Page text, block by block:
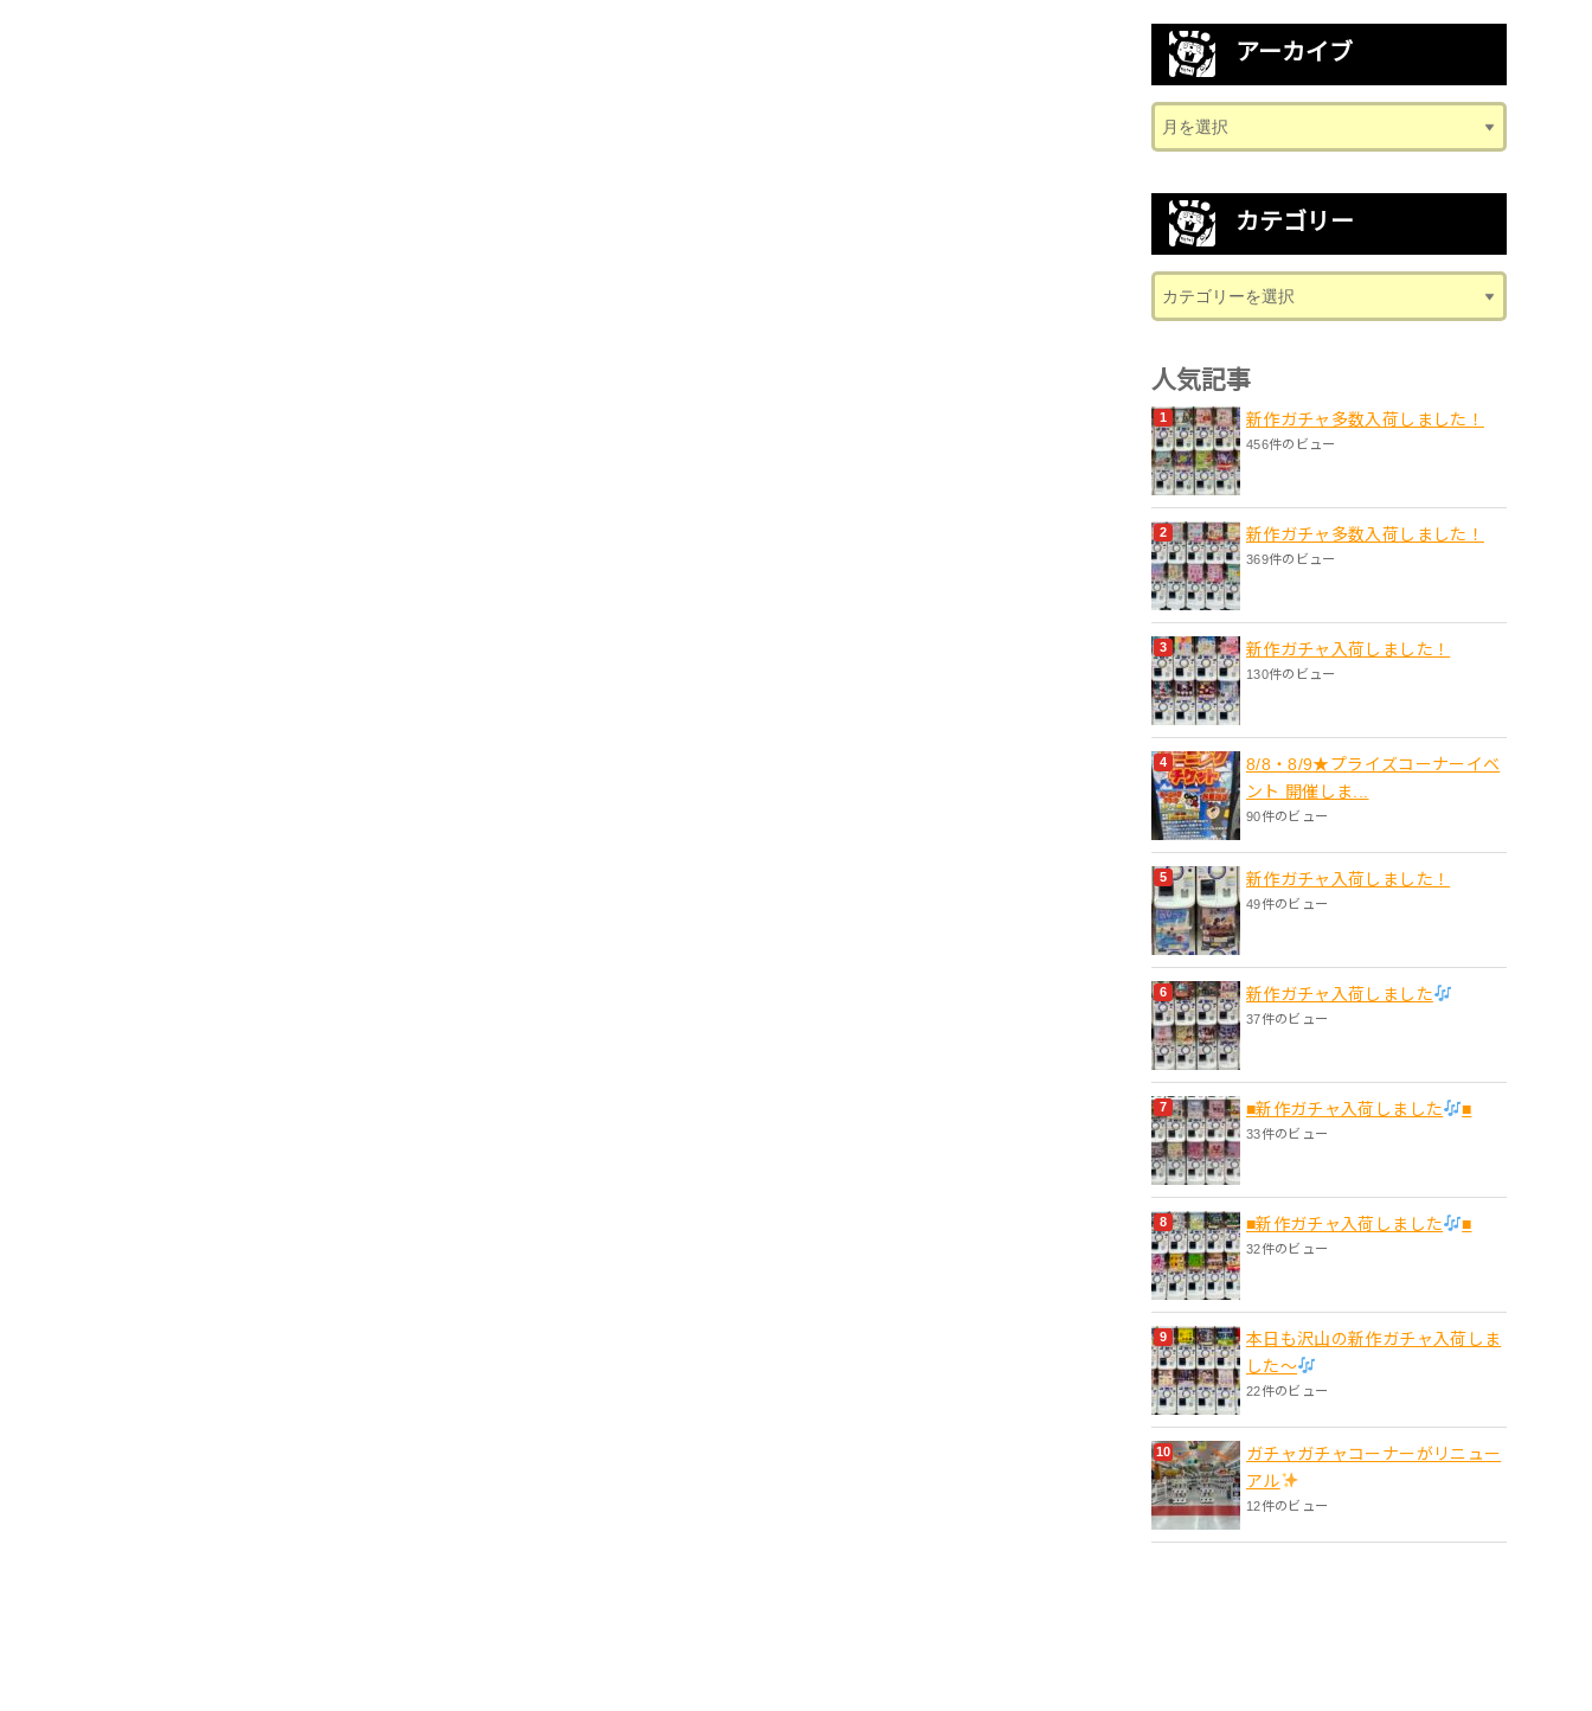
アーカイブ
カテゴリー
人気記事
新作ガチャ多数入荷しました！
456件のビュー
新作ガチャ多数入荷しました！
369件のビュー
新作ガチャ入荷しました！
130件のビュー
8/8・8/9★プライズコーナーイベ
ント 開催しま...
90件のビュー
新作ガチャ入荷しました！
49件のビュー
新作ガチャ入荷しました
37件のビュー
■新作ガチャ入荷しました ■
33件のビュー
■新作ガチャ入荷しました ■
32件のビュー
本日も沢山の新作ガチャ入荷しま
した〜
22件のビュー
ガチャガチャコーナーがリニュー
アル
12件のビュー